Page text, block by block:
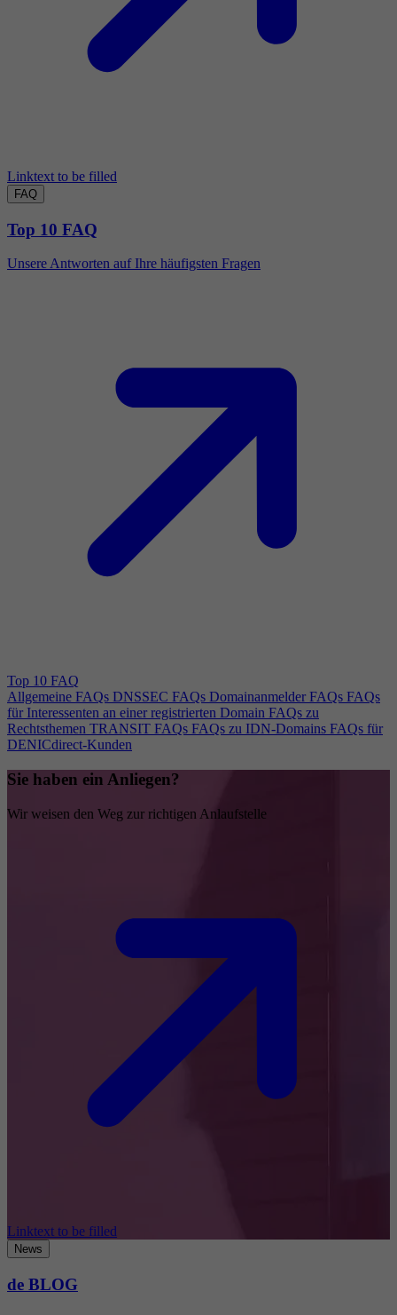
Linktext to be filled
FAQ
Top 10 FAQ
Unsere Antworten auf Ihre häufigsten Fragen
Top 10 FAQ
Allgemeine FAQs DNSSEC FAQs Domainanmelder FAQs FAQs
für Interessenten an einer registrierten Domain FAQs zu
Rechtsthemen TRANSIT FAQs FAQs zu IDN-Domains FAQs für
DENICdirect-Kunden
Sie haben ein Anliegen?
Wir weisen den Weg zur richtigen Anlaufstelle
Linktext to be filled
News
de BLOG